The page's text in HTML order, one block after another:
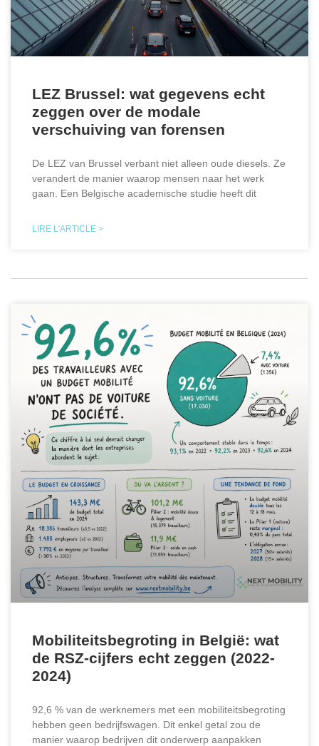
LEZ Brussel: wat gegevens echt
zeggen over de modale
verschuiving van forensen
De LEZ van Brussel verbant niet alleen oude diesels. Ze
verandert de manier waarop mensen naar het werk
gaan. Een Belgische academische studie heeft dit
LIRE L'ARTICLE >
Mobiliteitsbegroting in België: wat
de RSZ-cijfers echt zeggen (2022-
2024)
92,6 % van de werknemers met een mobiliteitsbegroting
hebben geen bedrijfswagen. Dit enkel getal zou de
manier waarop bedrijven dit onderwerp aanpakken